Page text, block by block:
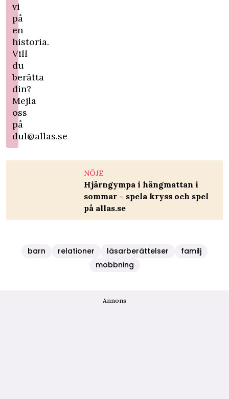
vi
på
en
historia.
Vill
du
berätta
din?
Mejla
oss
på
dul@allas.se
NÖJE
Hjärngympa i hängmattan i
sommar – spela kryss och spel
på allas.se
barn relationer läsarberättelser
familj
mobbning
Annons